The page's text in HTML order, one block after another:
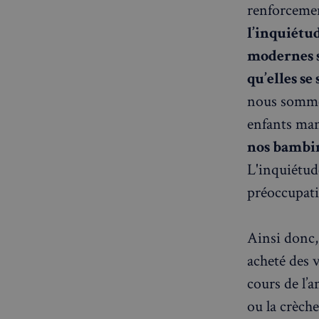
modernes
qu’elles
nous
enfants
nos
Ainsi
acheté
cours de
ou la
_ga
pxcts
m
_ga_94D1NH5B76
_pxvid
YSC
_gcl_au
test_cookie
7d86413a71e5
destination_url
__stripe_mid
mid
__stripe_sid